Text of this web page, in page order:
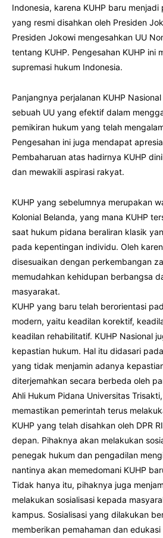
Indonesia, karena KUHP baru
yang resmi disahkan oleh Presiden
Presiden Jokowi mengesahkan UU
tentang KUHP. Pengesahan KUHP ini
supremasi hukum Indonesia.
Panjangnya perjalanan KUHP
sebuah UU yang efektif dalam
pemikiran hukum yang telah
Pengesahan ini juga mendapat
Pembaharuan atas hadirnya KUHP
dan mewakili aspirasi rakyat.
KUHP yang sebelumnya merupakan
Kolonial Belanda, yang mana KUHP
saat hukum pidana beraliran klasik
pada kepentingan individu. Oleh
disesuaikan dengan perkembangan
memudahkan kehidupan berbangsa
masyarakat.
KUHP yang baru telah berorientasi
modern, yaitu keadilan korektif,
keadilan rehabilitatif. KUHP Nasional
kepastian hukum. Hal itu didasari
yang tidak menjamin adanya
diterjemahkan secara berbeda oleh
Ahli Hukum Pidana Universitas
memastikan pemerintah terus
KUHP yang telah disahkan oleh DPR
depan. Pihaknya akan melakukan
penegak hukum dan pengadilan
nantinya akan memedomani KUHP
Tidak hanya itu, pihaknya juga
melakukan sosialisasi kepada
kampus. Sosialisasi yang dilakukan
memberikan pemahaman dan